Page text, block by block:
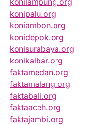
konilampung.org
konipalu.org
koniambon.org
konidepok.org
konisurabaya.org
konikalbar.org
faktamedan.org
faktamalang.org
faktabali.org
faktaaceh.org
faktajambi.org